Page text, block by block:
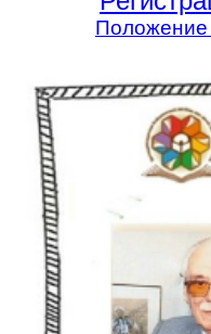
Положение